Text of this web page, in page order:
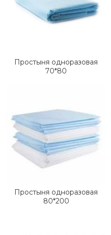
Простыня одноразовая
70*80
Простыня одноразовая
80*200